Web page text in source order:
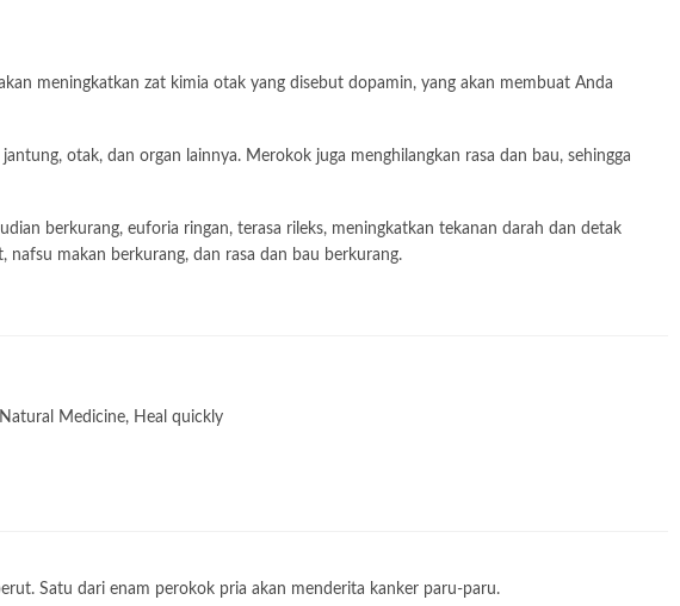
meningkatkan zat kimia otak yang disebut dopamin, yang akan membuat Anda
otak, dan organ lainnya. Merokok juga menghilangkan rasa dan bau, sehingga
berkurang, euforia ringan, terasa rileks, meningkatkan tekanan darah dan detak
nafsu makan berkurang, dan rasa dan bau berkurang.
Medicine, Heal quickly
Satu dari enam perokok pria akan menderita kanker paru-paru.